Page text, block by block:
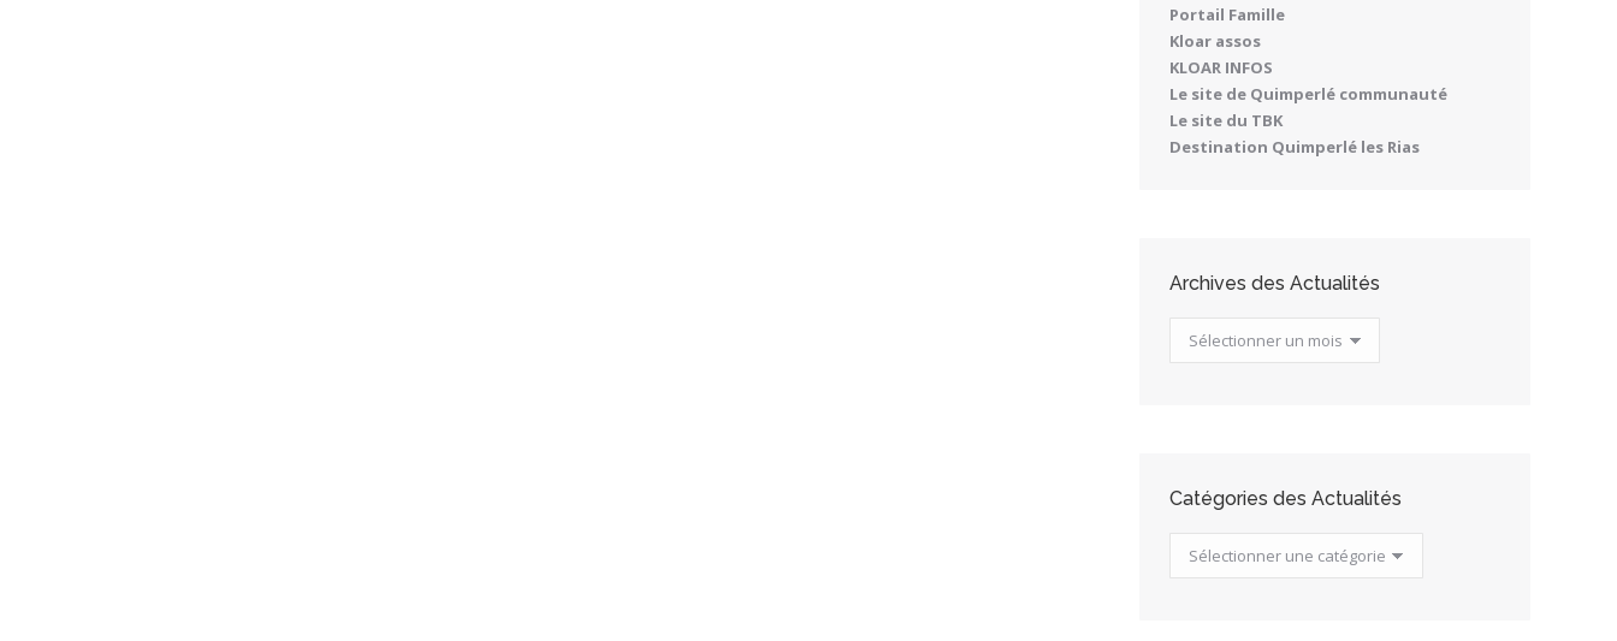
Portail Famille
Kloar assos
KLOAR INFOS
Le site de Quimperlé communauté
Le site du TBK
Destination Quimperlé les Rias
Archives des Actualités
Archives
des
Catégories des Actualités
Catégories
des